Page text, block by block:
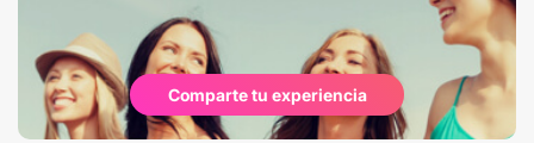
Comparte tu experiencia